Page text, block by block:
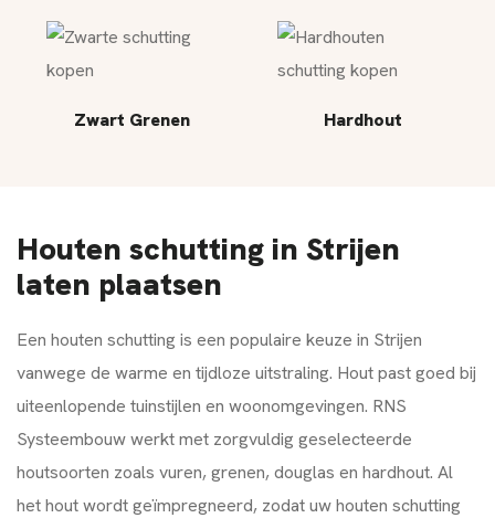
Zwart Grenen Hardhout
Houten schutting in Strijen
laten plaatsen
Een houten schutting is een populaire keuze in Strijen
vanwege de warme en tijdloze uitstraling. Hout past goed bij
uiteenlopende tuinstijlen en woonomgevingen. RNS
Systeembouw werkt met zorgvuldig geselecteerde
houtsoorten zoals vuren, grenen, douglas en hardhout. Al
het hout wordt geïmpregneerd, zodat uw houten schutting